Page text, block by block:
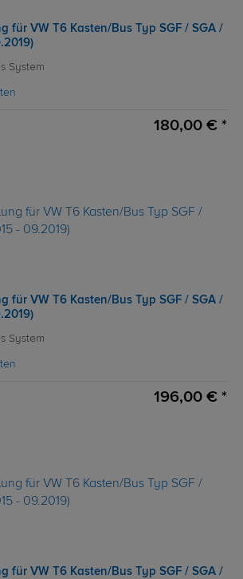
für VW T6 Kasten/Bus Typ SGF / SGA /
System
180,00 € *
für VW T6 Kasten/Bus Typ SGF / SGA /
System
196,00 € *
für VW T6 Kasten/Bus Typ SGF / SGA /